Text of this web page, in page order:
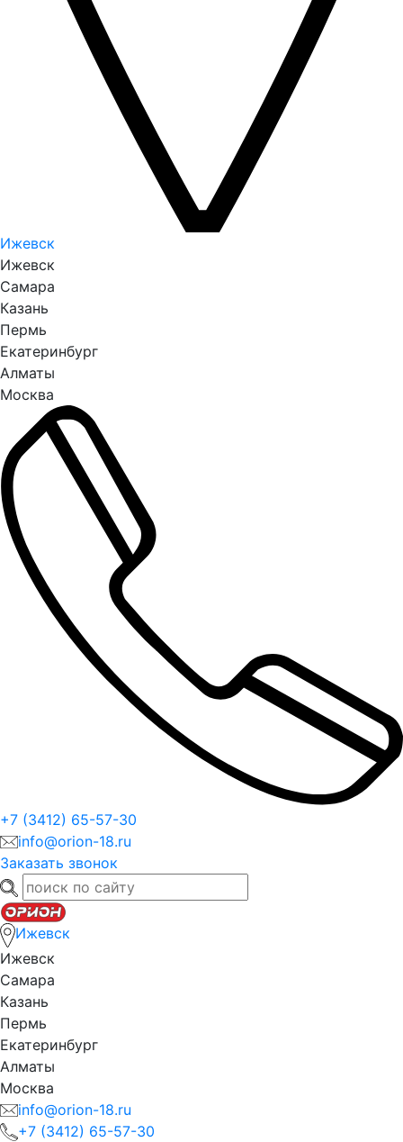
Ижевск
Ижевск
Самара
Казань
Пермь
Екатеринбург
Алматы
Москва
+7 (3412) 65-57-30
info@orion-18.ru
Заказать звонок
Ижевск
Ижевск
Самара
Казань
Пермь
Екатеринбург
Алматы
Москва
info@orion-18.ru
+7 (3412) 65-57-30